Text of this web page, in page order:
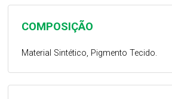
COMPOSIÇÃO
Material Sintético, Pigmento Tecido.